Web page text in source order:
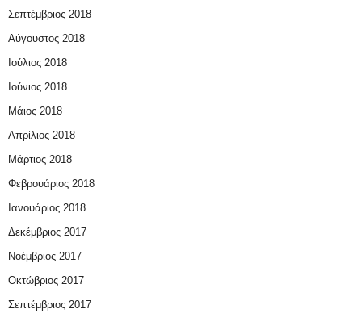
Σεπτέμβριος 2018
Αύγουστος 2018
Ιούλιος 2018
Ιούνιος 2018
Μάιος 2018
Απρίλιος 2018
Μάρτιος 2018
Φεβρουάριος 2018
Ιανουάριος 2018
Δεκέμβριος 2017
Νοέμβριος 2017
Οκτώβριος 2017
Σεπτέμβριος 2017